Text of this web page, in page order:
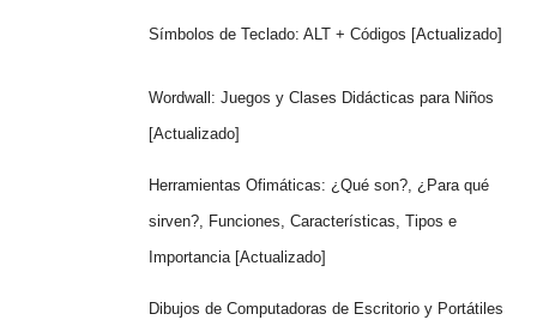
Símbolos de Teclado: ALT + Códigos [Actualizado]
Wordwall: Juegos y Clases Didácticas para Niños
[Actualizado]
Herramientas Ofimáticas: ¿Qué son?, ¿Para qué
sirven?, Funciones, Características, Tipos e
Importancia [Actualizado]
Dibujos de Computadoras de Escritorio y Portátiles